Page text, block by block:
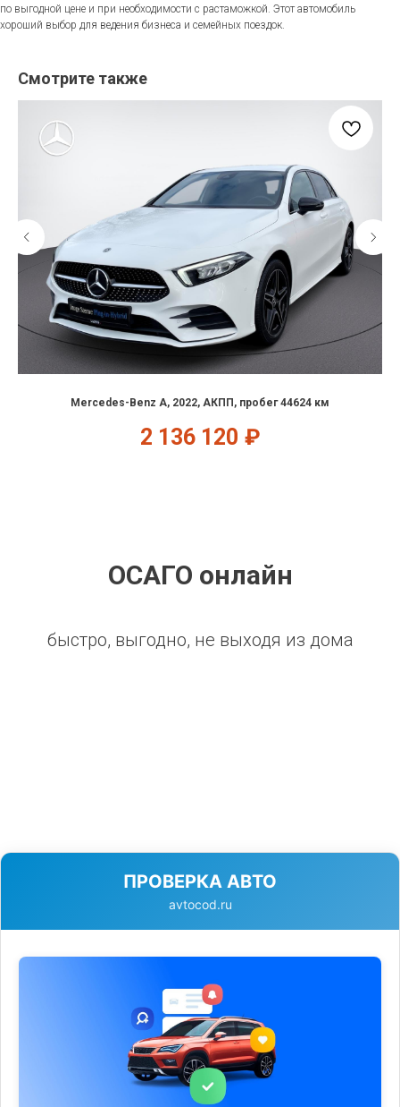
по выгодной цене и при необходимости с растаможкой. Этот автомобиль
хороший выбор для ведения бизнеса и семейных поездок.
Смотрите также
Mercedes-Benz A, 2022, АКПП, пробег 44624 км
2 136 120 ₽
ОСАГО онлайн
быстро, выгодно, не выходя из дома
ПРОВЕРКА АВТО
avtocod.ru